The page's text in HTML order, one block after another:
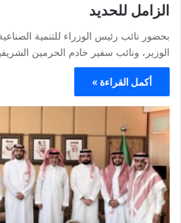
الزامل للحديد
‏بحضور نائب رئيس الوزراء للتنمية
الوزير، ونائب سفير خادم الحرمين
أكمل القراءة »